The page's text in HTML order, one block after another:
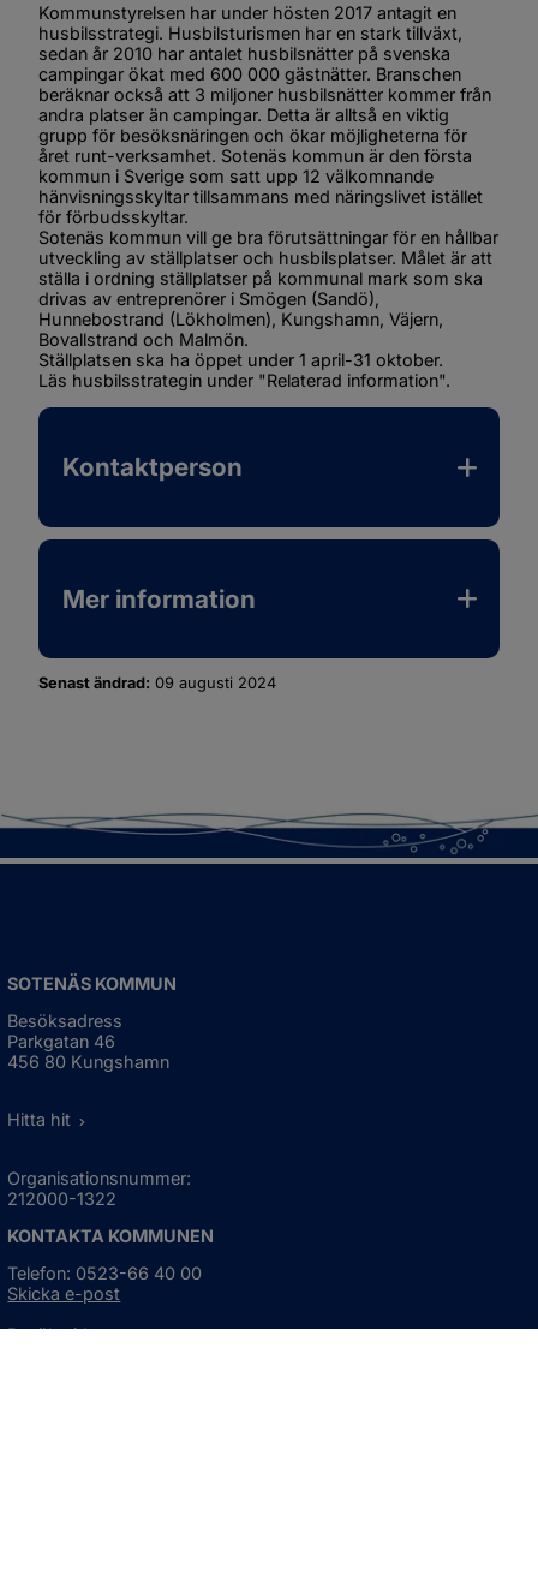
Kommunstyrelsen har under hösten 2017 antagit en
husbilsstrategi. Husbilsturismen har en stark tillväxt,
sedan år 2010 har antalet husbilsnätter på svenska
campingar ökat med 600 000 gästnätter. Branschen
beräknar också att 3 miljoner husbilsnätter kommer från
andra platser än campingar. Detta är alltså en viktig
grupp för besöksnäringen och ökar möjligheterna för
året runt-verksamhet. Sotenäs kommun är den första
kommun i Sverige som satt upp 12 välkomnande
hänvisningsskyltar tillsammans med näringslivet istället
för förbudsskyltar.
Sotenäs kommun vill ge bra förutsättningar för en hållbar
utveckling av ställplatser och husbilsplatser. Målet är att
ställa i ordning ställplatser på kommunal mark som ska
drivas av entreprenörer i Smögen (Sandö),
Hunnebostrand (Lökholmen), Kungshamn, Väjern,
Bovallstrand och Malmön.
Ställplatsen ska ha öppet under 1 april-31 oktober.
Läs husbilsstrategin under "Relaterad information".
Kontaktperson
Mer information
Senast ändrad: 09 augusti 2024
SOTENÄS KOMMUN
Besöksadress
Parkgatan 46
456 80 Kungshamn
Hitta hit
Organisationsnummer:
212000-1322
KONTAKTA KOMMUNEN
Telefon: 0523-66 40 00
Skicka e-post
Besökstid: